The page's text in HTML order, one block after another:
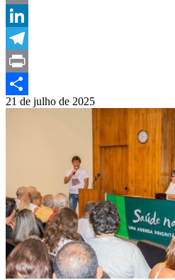
Email
LinkedIn
Telegram
Print
Compartilhar
21 de julho de 2025